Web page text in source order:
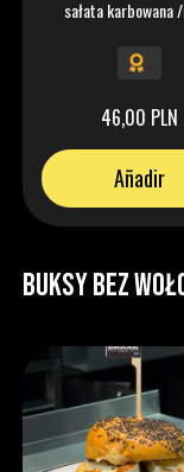
sałata karbowana
pikle/ cebulka
46,00 PLN
Añadir
BUKSY BEZ